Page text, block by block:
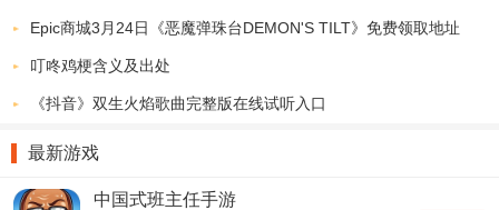
Epic商城3月24日《恶魔弹珠台DEMON'S TILT》免费领取地址
叮咚鸡梗含义及出处
《抖音》双生火焰歌曲完整版在线试听入口
最新游戏
中国式班主任手游